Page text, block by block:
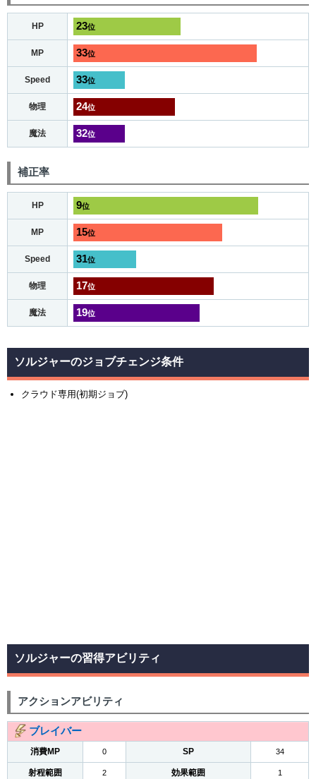
HP 23位
MP 33位
Speed 33位
物理 24位
魔法 32位
補正率
HP 9位
MP 15位
Speed 31位
物理 17位
魔法 19位
ソルジャーのジョブチェンジ条件
クラウド専用(初期ジョブ)
ソルジャーの習得アビリティ
アクションアビリティ
ブレイバー
消費MP 0 SP 34
射程範囲 2 効果範囲 1